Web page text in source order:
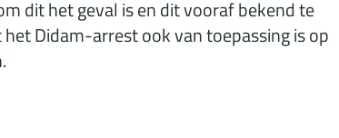
dit het geval is en dit vooraf bekend te
Didam-arrest ook van toepassing is op